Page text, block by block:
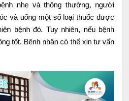
nhẹ và thông thường, người
và uống một số loại thuốc được
bệnh đó. Tuy nhiên, nếu bệnh
tốt. Bệnh nhân có thể xin tư vấn